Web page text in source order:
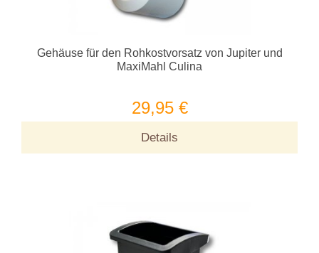
Gehäuse für den Rohkostvorsatz von Jupiter und
MaxiMahl Culina
29,95 €
Details